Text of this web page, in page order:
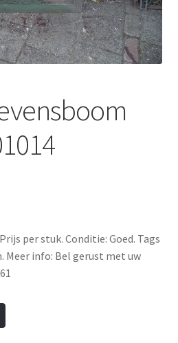
per stuk. Conditie: Goed. Tags
info: Bel gerust met uw